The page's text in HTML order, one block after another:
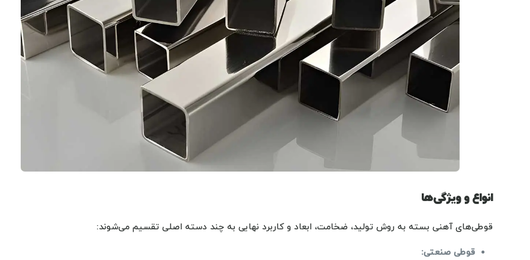
انواع و ویژگی‌ها
قوطی‌های آهنی بسته به روش تولید، ضخامت، ابعاد و کاربرد نهایی به چند دسته اصلی تقسیم می‌شوند:
قوطی صنعتی: